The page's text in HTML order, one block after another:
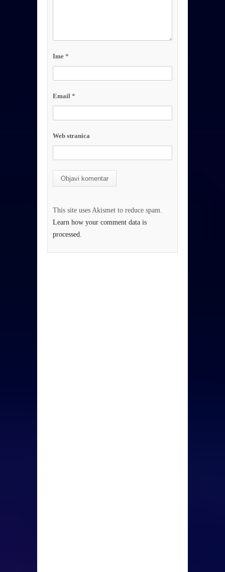
Ime *
Email *
Web stranica
This site uses Akismet to reduce spam.
Learn how your comment data is
processed.